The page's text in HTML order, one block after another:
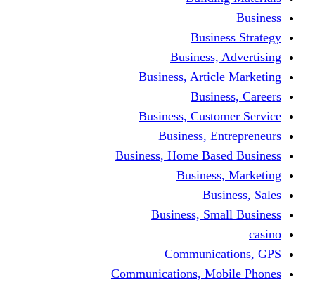
Business,
Business,
Business,
Business,
Business, Home
Business,
Communications,